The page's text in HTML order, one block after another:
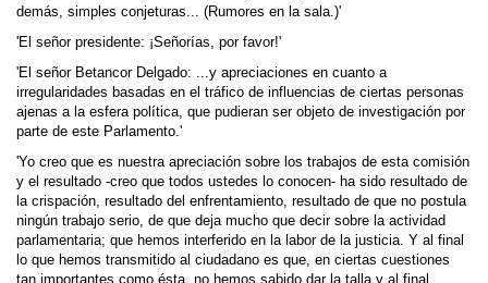
demás, simples conjeturas... (Rumores en la sala.)'
'El señor presidente: ¡Señorías, por favor!'
'El señor Betancor Delgado: ...y aprecia­ciones en cuanto a
irregularidades basadas en el tráfico de influencias de ciertas personas
ajenas a la esfera política, que pudieran ser objeto de investigación por
parte de este Parlamento.'
'Yo creo que es nuestra apreciación sobre los trabajos de esta comisión
y el resultado -creo que todos ustedes lo conocen- ha sido resultado de
la crispación, resultado del enfrentamiento, resultado de que no postula
ningún trabajo serio, de que deja mucho que decir sobre la actividad
parlamentaria; que hemos interferido en la labor de la justicia. Y al final
lo que hemos transmitido al ciudadano es que, en ciertas cuestiones
tan importantes como ésta, no hemos sabido dar la talla y al final